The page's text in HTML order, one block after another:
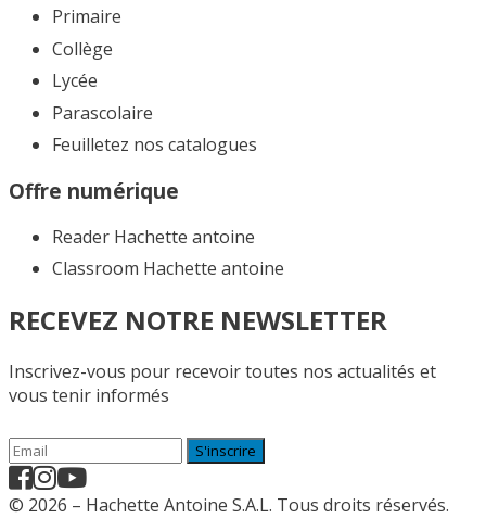
Primaire
Collège
Lycée
Parascolaire
Feuilletez nos catalogues​
Offre numérique
Reader Hachette antoine
Classroom Hachette antoine
RECEVEZ NOTRE NEWSLETTER
Inscrivez-vous pour recevoir toutes nos actualités et
vous tenir informés
S'inscrire
© 2026 – Hachette Antoine S.A.L. Tous droits réservés.